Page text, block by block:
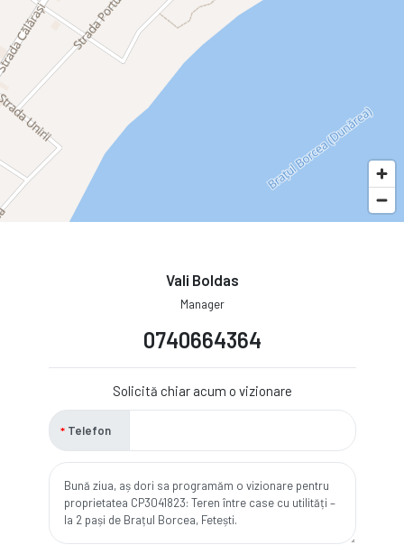
Vali Boldas
Manager
0740664364
Solicită chiar acum o vizionare
Telefon